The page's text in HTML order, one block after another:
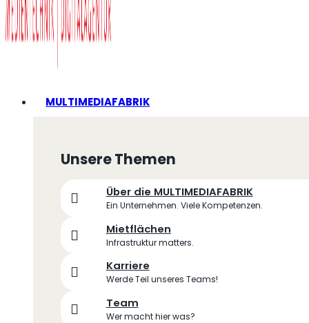
MULTIMEDIAFABRIK
Unsere Themen
Über die MULTIMEDIAFABRIK
Ein Unternehmen. Viele Kompetenzen.
Mietflächen
Infrastruktur matters.
Karriere
Werde Teil unseres Teams!
Team
Wer macht hier was?